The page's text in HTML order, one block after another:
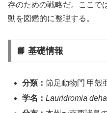
存のための戦略だ。ここで
動を図鑑的に整理する。
📘 基礎情報
分類：節足動物門 甲殻
学名：Lauridromia